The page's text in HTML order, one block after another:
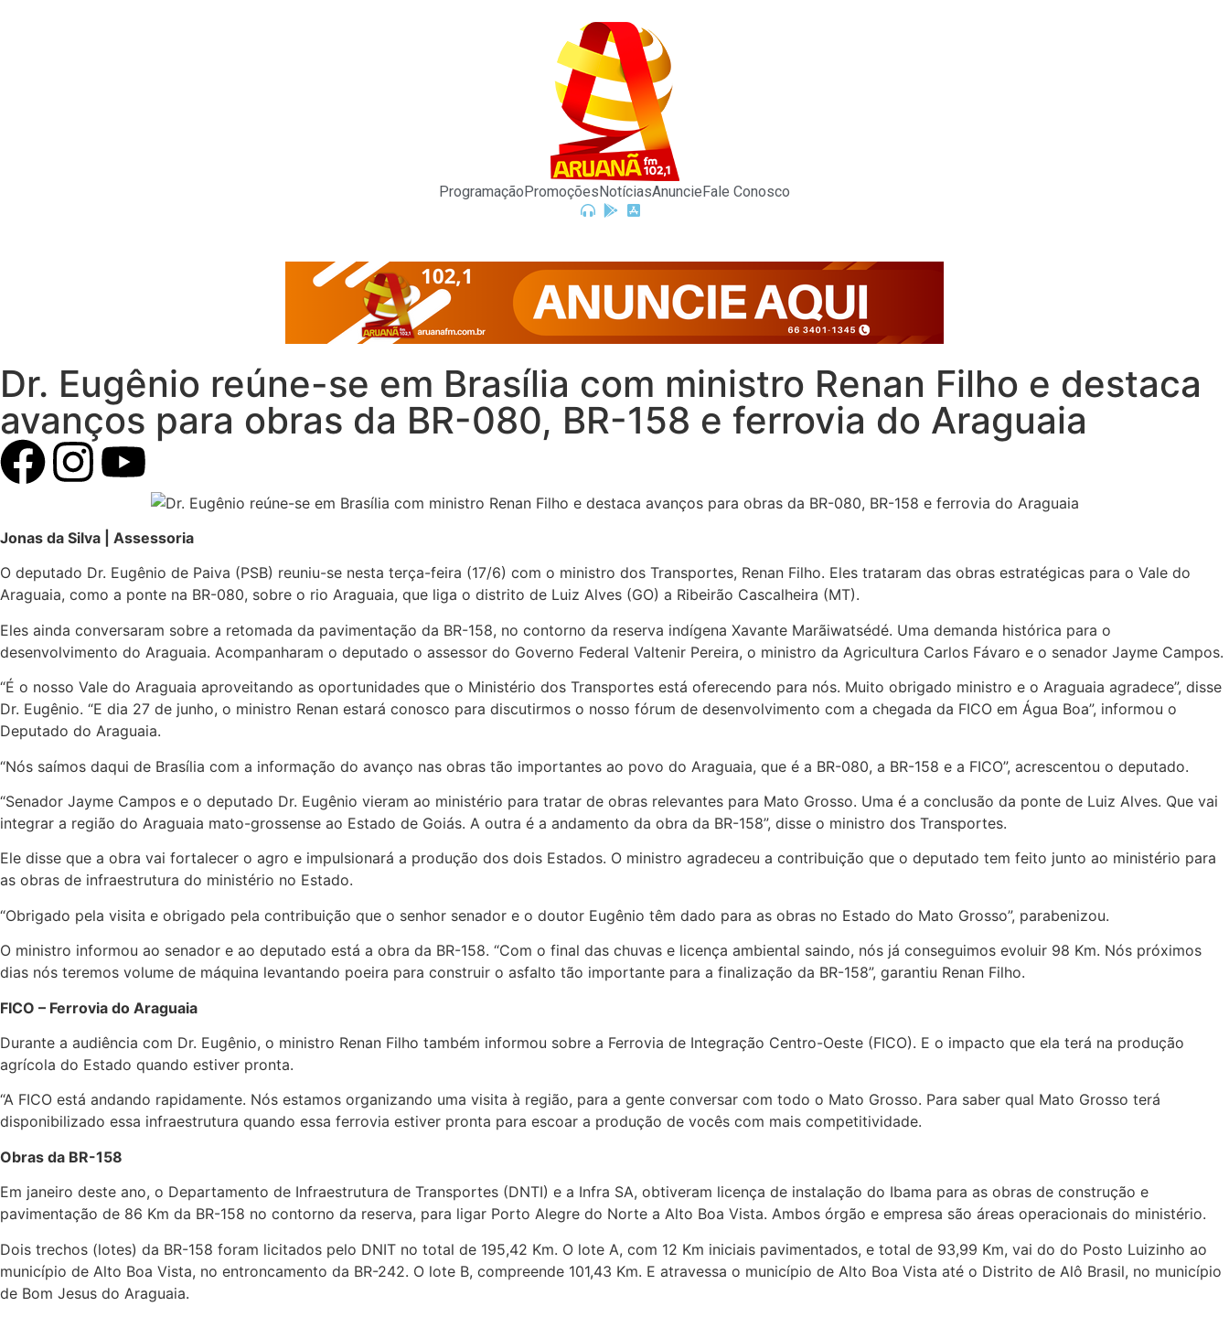
ProgramaçãoPromoçõesNotíciasAnuncieFale Conosco
Dr. Eugênio reúne-se em Brasília com ministro Renan Filho e destaca
avanços para obras da BR-080, BR-158 e ferrovia do Araguaia
Jonas da Silva | Assessoria
O deputado Dr. Eugênio de Paiva (PSB) reuniu-se nesta terça-feira (17/6) com o ministro dos Transportes, Renan Filho. Eles trataram das obras estratégicas para o Vale do
Araguaia, como a ponte na BR-080, sobre o rio Araguaia, que liga o distrito de Luiz Alves (GO) a Ribeirão Cascalheira (MT).
Eles ainda conversaram sobre a retomada da pavimentação da BR-158, no contorno da reserva indígena Xavante Marãiwatsédé. Uma demanda histórica para o
desenvolvimento do Araguaia. Acompanharam o deputado o assessor do Governo Federal Valtenir Pereira, o ministro da Agricultura Carlos Fávaro e o senador Jayme Campos.
“É o nosso Vale do Araguaia aproveitando as oportunidades que o Ministério dos Transportes está oferecendo para nós. Muito obrigado ministro e o Araguaia agradece”, disse
Dr. Eugênio. “E dia 27 de junho, o ministro Renan estará conosco para discutirmos o nosso fórum de desenvolvimento com a chegada da FICO em Água Boa”, informou o
Deputado do Araguaia.
“Nós saímos daqui de Brasília com a informação do avanço nas obras tão importantes ao povo do Araguaia, que é a BR-080, a BR-158 e a FICO”, acrescentou o deputado.
“Senador Jayme Campos e o deputado Dr. Eugênio vieram ao ministério para tratar de obras relevantes para Mato Grosso. Uma é a conclusão da ponte de Luiz Alves. Que vai
integrar a região do Araguaia mato-grossense ao Estado de Goiás. A outra é a andamento da obra da BR-158”, disse o ministro dos Transportes.
Ele disse que a obra vai fortalecer o agro e impulsionará a produção dos dois Estados. O ministro agradeceu a contribuição que o deputado tem feito junto ao ministério para
as obras de infraestrutura do ministério no Estado.
“Obrigado pela visita e obrigado pela contribuição que o senhor senador e o doutor Eugênio têm dado para as obras no Estado do Mato Grosso”, parabenizou.
O ministro informou ao senador e ao deputado está a obra da BR-158. “Com o final das chuvas e licença ambiental saindo, nós já conseguimos evoluir 98 Km. Nós próximos
dias nós teremos volume de máquina levantando poeira para construir o asfalto tão importante para a finalização da BR-158”, garantiu Renan Filho.
FICO – Ferrovia do Araguaia
Durante a audiência com Dr. Eugênio, o ministro Renan Filho também informou sobre a Ferrovia de Integração Centro-Oeste (FICO). E o impacto que ela terá na produção
agrícola do Estado quando estiver pronta.
“A FICO está andando rapidamente. Nós estamos organizando uma visita à região, para a gente conversar com todo o Mato Grosso. Para saber qual Mato Grosso terá
disponibilizado essa infraestrutura quando essa ferrovia estiver pronta para escoar a produção de vocês com mais competitividade.
Obras da BR-158
Em janeiro deste ano, o Departamento de Infraestrutura de Transportes (DNTI) e a Infra SA, obtiveram licença de instalação do Ibama para as obras de construção e
pavimentação de 86 Km da BR-158 no contorno da reserva, para ligar Porto Alegre do Norte a Alto Boa Vista. Ambos órgão e empresa são áreas operacionais do ministério.
Dois trechos (lotes) da BR-158 foram licitados pelo DNIT no total de 195,42 Km. O lote A, com 12 Km iniciais pavimentados, e total de 93,99 Km, vai do do Posto Luizinho ao
município de Alto Boa Vista, no entroncamento da BR-242. O lote B, compreende 101,43 Km. E atravessa o município de Alto Boa Vista até o Distrito de Alô Brasil, no município
de Bom Jesus do Araguaia.